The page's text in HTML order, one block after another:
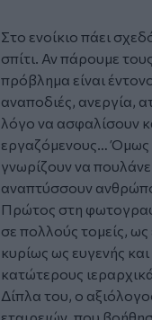
Στο ενοίκιο πάει
σπίτι. Αν πάρουμε
πρόβλημα είναι
αναποδιές, ανεργία,
λόγο να ασφαλίσουν
εργαζόμενους… Όμως
γνωρίζουν να
αναπτύσσουν
Πρώτος στη
σε πολλούς τομείς,
κυρίως ως ευγενής
κατώτερους
Δίπλα του, ο